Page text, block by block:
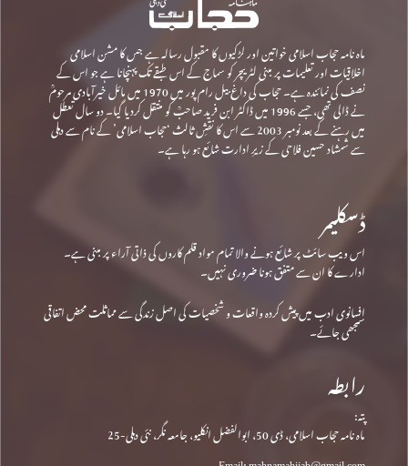
ماہ نامہ حجاب اسلامی خواتین اور لڑکیوں کا مقبول رسالہ ہے جس کا مشن اسلامی
اخلاقیات اور تعلیمات پر مبنی لٹریچر کو سماج کے اس طبقے تک پہنچانا ہے جو اس کے
نصف کی نمائندہ ہے۔ حجاب کی داغ بیل رام پور میں 1970 میں مائل خیرآبادی مرحومؒ
نے ڈالی تھی، جسے 1996 میں ڈاکٹر ابن فرید صاحبؒ کو منتقل کردیا گیا۔ دو سال تعطل
میں رہنے کے بعد نومبر 2003 سے اس کا نقشِ ثالث ‘حجاب اسلامی’ کے نام سے دہلی
سے شمشاد حسین فلاحی کے زیرِ ادارت شائع ہو رہا ہے۔
ڈسکلیمر
اس ویب سائٹ پر شائع ہونے والا تمام مواد قلم کاروں کی ذاتی آراء پر مبنی ہے۔
ادارے کا ان سے متفق ہونا ضروری نہیں۔
افسانوی ادب میں پیش کردہ واقعات و شخصیات کی اصل زندگی سے مماثلت محض اتفاقی
سمجھی جائے۔
رابطہ
پتہ:
ماہ نامہ حجاب اسلامی، ڈی 50، ابوالفضل انکلیو، جامعہ نگر، نئی دہلی-25